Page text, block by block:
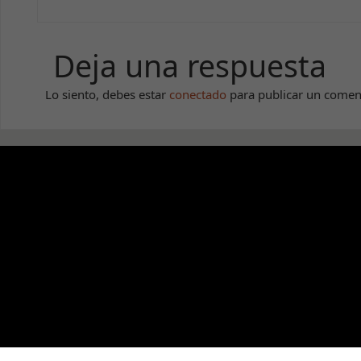
Deja una respuesta
Lo siento, debes estar conectado para publicar un